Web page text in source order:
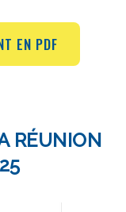
EN PDF
RÉUNION